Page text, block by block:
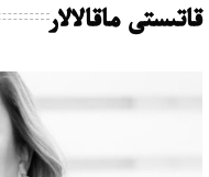
قاتىستى ماقالالار